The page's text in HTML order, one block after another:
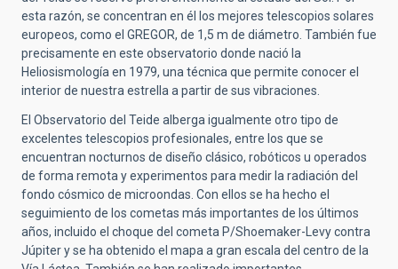
esta razón, se concentran en él los mejores telescopios solares
europeos, como el GREGOR, de 1,5 m de diámetro. También fue
precisamente en este observatorio donde nació la
Heliosismología en 1979, una técnica que permite conocer el
interior de nuestra estrella a partir de sus vibraciones.
El Observatorio del Teide alberga igualmente otro tipo de
excelentes telescopios profesionales, entre los que se
encuentran nocturnos de diseño clásico, robóticos u operados
de forma remota y experimentos para medir la radiación del
fondo cósmico de microondas. Con ellos se ha hecho el
seguimiento de los cometas más importantes de los últimos
años, incluido el choque del cometa P/Shoemaker-Levy contra
Júpiter y se ha obtenido el mapa a gran escala del centro de la